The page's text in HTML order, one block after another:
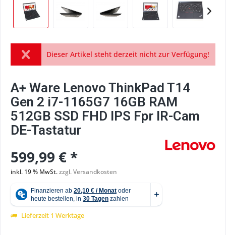
Dieser Artikel steht derzeit nicht zur Verfügung!
A+ Ware Lenovo ThinkPad T14
Gen 2 i7-1165G7 16GB RAM
512GB SSD FHD IPS Fpr IR-Cam
DE-Tastatur
599,99 € *
inkl. 19 % MwSt.zzgl. Versandkosten
Lieferzeit 1 Werktage